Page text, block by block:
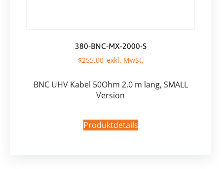
380-BNC-MX-2000-S
$255,00
BNC UHV Kabel 50Ohm 2,0 m lang, SMALL
Version
Produktdetails